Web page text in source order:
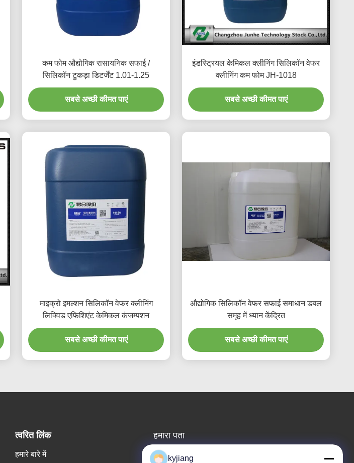
कम फोम औद्योगिक रासायनिक सफाई /
सिलिकॉन टुकड़ा डिटर्जेंट 1.01-1.25
सबसे अच्छी कीमत पाएं
इंडस्ट्रियल केमिकल क्लीनिंग सिलिकॉन वेफर
क्लीनिंग कम फोम JH-1018
सबसे अच्छी कीमत पाएं
माइक्रो इमल्शन सिलिकॉन वेफर क्लीनिंग
लिक्विड एफिशिएंट केमिकल कंजम्पशन
सबसे अच्छी कीमत पाएं
औद्योगिक सिलिकॉन वेफर सफाई समाधान डबल
समूह में ध्यान केंद्रित
सबसे अच्छी कीमत पाएं
त्वरित लिंक
हमारे बारे में
हमारा पता
कंपनी का पता
kyjiang